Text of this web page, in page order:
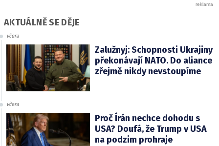
AKTUÁLNĚ SE DĚJE
včera
Zalužnyj: Schopnosti Ukrajiny
překonávají NATO. Do aliance
zřejmě nikdy nevstoupíme
včera
Proč Írán nechce dohodu s
USA? Doufá, že Trump v USA
na podzim prohraje